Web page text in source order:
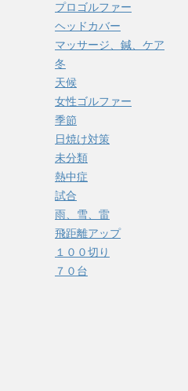
プロゴルファー
ヘッドカバー
マッサージ、鍼、ケア
冬
天候
女性ゴルファー
季節
日焼け対策
未分類
熱中症
試合
雨、雪、雷
飛距離アップ
１００切り
７０台